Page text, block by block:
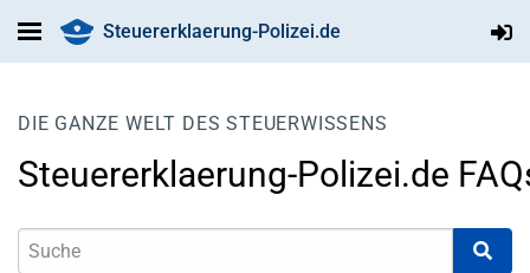
Steuererklaerung-Polizei.de
DIE GANZE WELT DES STEUERWISSENS
Steuererklaerung-Polizei.de